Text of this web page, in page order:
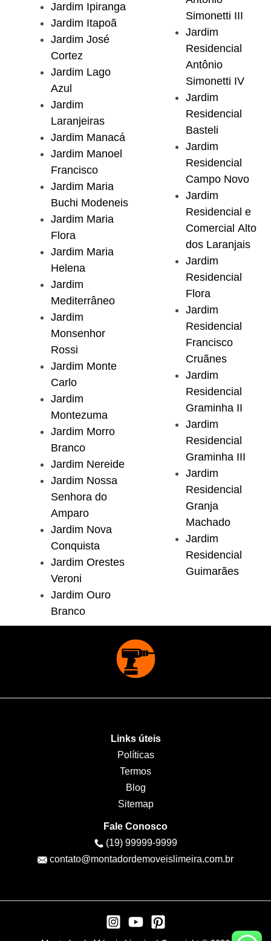
Jardim Ipiranga
Jardim Itapoã
Jardim José
Cortez
Jardim Lago
Azul
Jardim
Laranjeiras
Jardim Manacá
Jardim Manoel
Francisco
Jardim Maria
Buchi Modeneis
Jardim Maria
Flora
Jardim Maria
Helena
Jardim
Mediterrâneo
Jardim
Monsenhor
Rossi
Jardim Monte
Carlo
Jardim
Montezuma
Jardim Morro
Branco
Jardim Nereide
Jardim Nossa
Senhora do
Amparo
Jardim Nova
Conquista
Jardim Orestes
Veroni
Jardim Ouro
Branco
Simonetti III
Jardim
Residencial
Antônio
Simonetti IV
Jardim
Residencial
Basteli
Jardim
Residencial
Campo Novo
Jardim
Residencial e
Comercial Alto
dos Laranjais
Jardim
Residencial
Flora
Jardim
Residencial
Francisco
Cruãnes
Jardim
Residencial
Graminha II
Jardim
Residencial
Graminha III
Jardim
Residencial
Granja
Machado
Jardim
Residencial
Guimarães
Links úteis
Políticas
Termos
Blog
Sitemap
Fale Conosco
(19) 99999-9999
contato@montadordemoveislimeira.com.br